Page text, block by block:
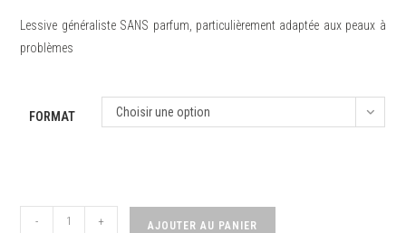
Lessive généraliste SANS parfum, particulièrement adaptée aux peaux à
problèmes
FORMAT Choisir une option
- + AJOUTER AU PANIER